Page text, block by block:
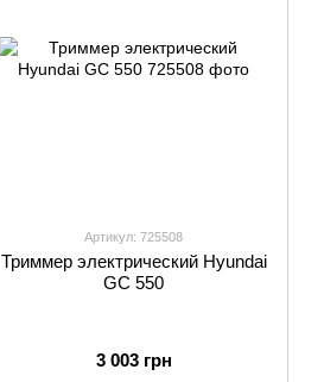
Артикул: 725508
Триммер электрический Hyundai
GC 550
3 003 грн